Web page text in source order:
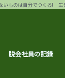
いものは自分でつくる! 生
脱会社員の記録